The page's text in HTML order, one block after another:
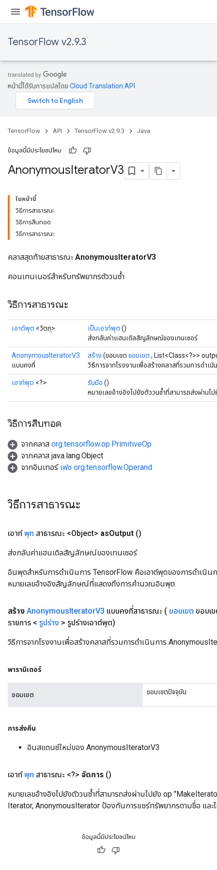
TensorFlow v2.9.3
หน้านี้ได้รับการแปลโดย Cloud Translation API
TensorFlow API TensorFlow v2.9.3 Java
ข้อมูลนี้มีประโยชน์ไหม
AnonymousIteratorV3
ในหน้านี้
วิธีการสาธารณะ
วิธีการสืบทอด
วิธีการสาธารณะ
คลาสสุดท้ายสาธารณะAnonymousIteratorV3
คอนเทนเนอร์สำหรับทรัพยากรตัววนซ้ำ
วิธีการสาธารณะ
เอาต์พุต <วัตถุ> เป็นเอาท์พุต ()
ส่งกลับค่าแฮนเดิลสัญลักษณ์ของเทนเซอร์
AnonymousIteratorV3
แบบคงที่
สร้าง (ขอบเขต ขอบเขต , List<Class<?>>
วิธีการจากโรงงานเพื่อสร้างคลาสที่รวมการดำ
เอาท์พุต <?> รับมือ ()
หมายเลขอ้างอิงไปยังตัววนซ้ำที่สามารถส่งผ่าน
วิธีการสืบทอด
จากคลาส org.tensorflow.op.PrimitiveOp
จากคลาส java.lang.Object
จากอินเทอร์ เฟซ org.tensorflow.Operand
วิธีการสาธารณะ
เอาท์พุท สาธารณะ <Object> asOutput ()
ส่งกลับค่าแฮนเดิลสัญลักษณ์ของเทนเซอร์
อินพุตสำหรับการดำเนินการ TensorFlow คือเอาต์พุตของการดำเนิน
หมายเลขอ้างอิงสัญลักษณ์ที่แสดงถึงการคำนวณอินพุต
สร้าง AnonymousIteratorV3 แบบคงที่สาธารณะ ( ขอบเขต ขอบเ
รายการ < รูปร่าง > รูปร่างเอาต์พุต)
วิธีการจากโรงงานเพื่อสร้างคลาสที่รวมการดำเนินการ
พารามิเตอร์
ขอบเขต ขอบเขตปัจจุบัน
การส่งคืน
อินสแตนซ์ใหม่ของ AnonymousIteratorV3
เอาท์พุท สาธารณะ <?> จัดการ ()
หมายเลขอ้างอิงไปยังตัววนซ้ำที่สามารถส่งผ่านไปยัง op
Iterator, AnonymousIterator ป้องกันการแชร์ทรัพยากรตามชื่อ และ
ข้อมูลนี้มีประโยชน์ไหม